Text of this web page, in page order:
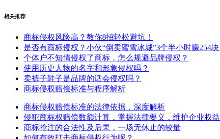
相关推荐
商标侵权风险高？教你8招轻松避坑！
是否有商标侵权？小伙“倒卖蜜雪冰城”3个半小时赚254
个体户不知情侵权了商标，怎么规避品牌侵权？
使用历史人物的名字和形象侵权吗？
卖裤子鞋子是品牌的话会侵权吗？
商标侵权赔偿标准与程序解析
商标侵权赔偿标准的法律依据，深度解析
侵犯商标权赔偿数额计算，掌握法律要义，维护企业权益
商标抢注的合法性及后果，一场无休止的较量